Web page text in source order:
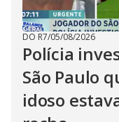
DO R7/05/08/2026
Polícia
São Paulo
idoso